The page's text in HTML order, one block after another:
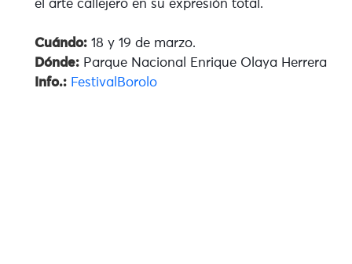
el arte callejero en su expresión total.
Cuándo: 18 y 19 de marzo.
Dónde: Parque Nacional Enrique Olaya Herrera
Info.: FestivalBorolo